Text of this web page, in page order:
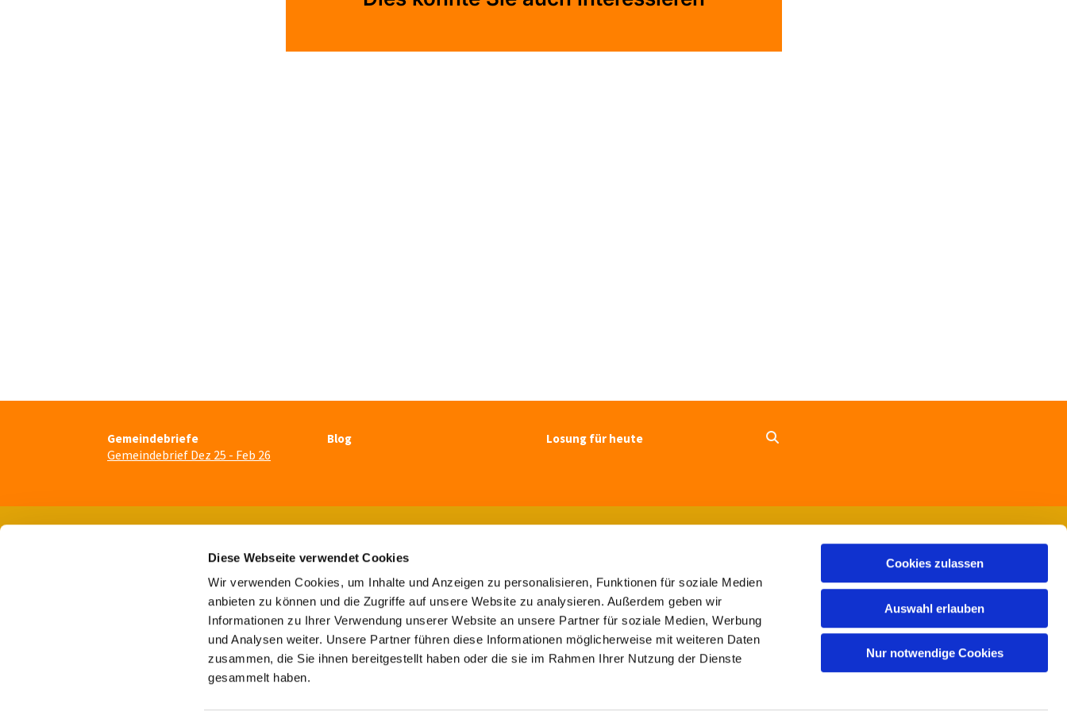
Diese Webseite verwendet Cookies
Wir verwenden Cookies, um Inhalte und Anzeigen zu personalisieren, Funktionen für soziale Medien
anbieten zu können und die Zugriffe auf unsere Website zu analysieren. Außerdem geben wir
Informationen zu Ihrer Verwendung unserer Website an unsere Partner für soziale Medien, Werbung
und Analysen weiter. Unsere Partner führen diese Informationen möglicherweise mit weiteren Daten
zusammen, die Sie ihnen bereitgestellt haben oder die sie im Rahmen Ihrer Nutzung der Dienste
gesammelt haben.
Cookies zulassen
Auswahl erlauben
Nur notwendige Cookies
Gemeindebriefe
Gemeindebrief Dez 25 - Feb 26
Blog Losung für heute
buero@maluki-blomberg.de
Kontaktinformationen Impressum
Kontaktinformationen Impressum